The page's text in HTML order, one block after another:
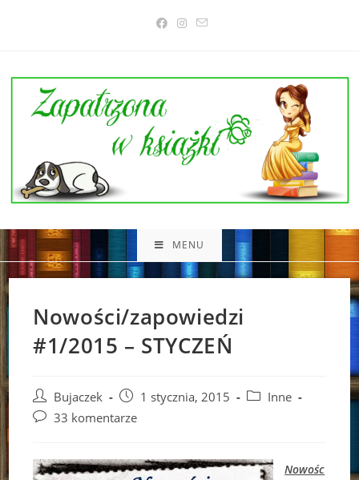
MENU
Nowości/zapowiedzi
#1/2015 – STYCZEŃ
Post
author:
Bujaczek
Post
published:
1 stycznia, 2015
PostInne
Post33 komentarze
Nowośc